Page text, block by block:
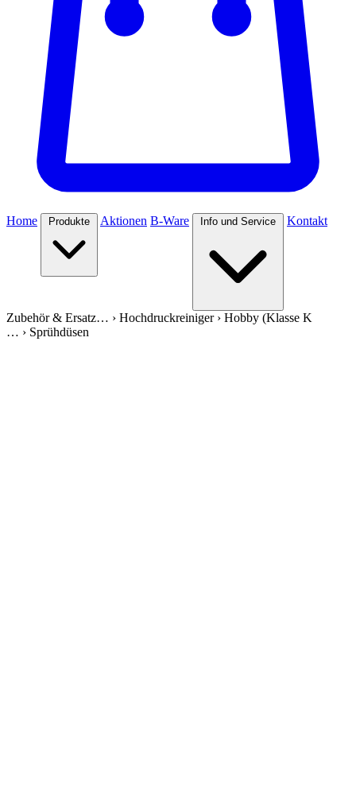
Home Produkte Aktionen B-Ware Info und Service Kontakt
Zubehör & Ersatz… › Hochdruckreiniger› Hobby (Klasse K
… › Sprühdüsen